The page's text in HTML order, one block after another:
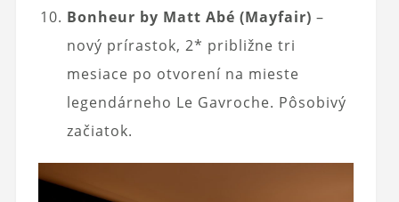
Bonheur by Matt Abé (Mayfair) –
nový prírastok, 2* približne tri
mesiace po otvorení na mieste
legendárneho Le Gavroche. Pôsobivý
začiatok.